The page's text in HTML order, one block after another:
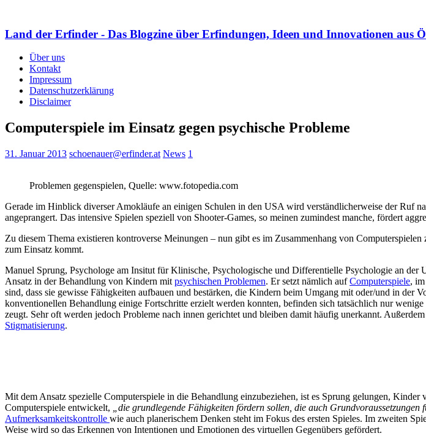
Land der Erfinder - Das Blogzine über Erfindungen, Ideen und Innovationen aus
Über uns
Kontakt
Impressum
Datenschutzerklärung
Disclaimer
Computerspiele im Einsatz gegen psychische Probleme
31. Januar 2013 schoenauer@erfinder.at News 1
Problemen gegenspielen, Quelle: www.fotopedia.com
Gerade im Hinblick diverser Amokläufe an einigen Schulen in den USA wird verständlicherweise der Ruf
angeprangert. Das intensive Spielen speziell von Shooter-Games, so meinen zumindest manche, fördert
Zu diesem Thema existieren kontroverse Meinungen – nun gibt es im Zusammenhang von
zum Einsatz kommt.
Manuel Sprung, Psychologe am Insitut für Klinische, Psychologische und Differentielle Psychologie an
Ansatz in der Behandlung von Kindern mit psychischen Problemen. Er setzt nämlich aufComputerspiele,
sind, dass sie gewisse Fähigkeiten aufbauen und bestärken, die Kindern beim Umgang mit oder/und in
konventionellen Behandlung einige Fortschritte erzielt werden konnten, befinden sich tatsächlich nur
zeugt. Sehr oft werden jedoch Probleme nach innen gerichtet und bleiben damit häufig unerkannt.
Stigmatisierung.
Mit dem Ansatz spezielle Computerspiele in die Behandlung einzubeziehen, ist es Sprung gelungen,
Computerspiele entwickelt,
„die grundlegende Fähigkeiten fördern sollen, die auch
Aufmerksamkeitskontrolle wie auch planerischem Denken steht im Fokus des ersten Spieles. Im zweiten
Weise wird so das Erkennen von Intentionen und Emotionen des virtuellen Gegenübers gefördert.